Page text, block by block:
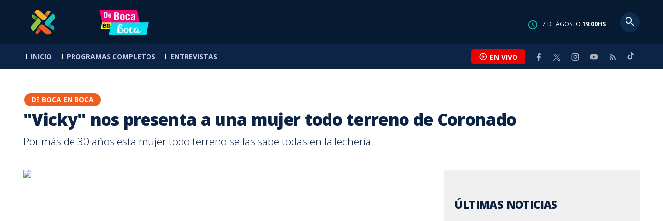
7 DEAGOSTO 19:00HS
INICIO PROGRAMAS COMPLETOS ENTREVISTAS EN VIVO
DE BOCA EN BOCA
"Vicky" nos presenta a una mujer todo terreno de Coronado
Por más de 30 años esta mujer todo terreno se las sabe todas en la lechería
ÚLTIMAS NOTICIAS